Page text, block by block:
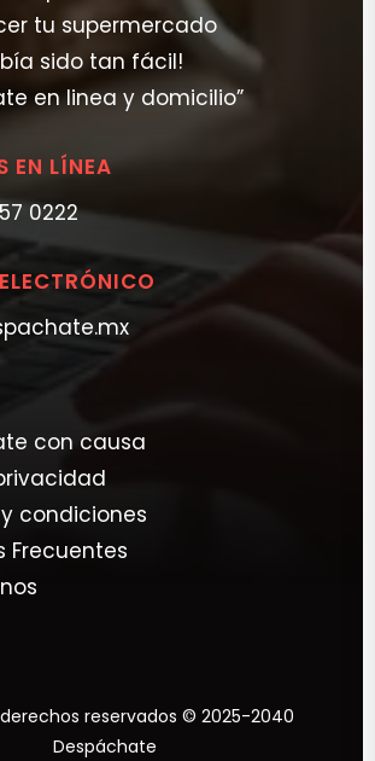
tu supermercado
sido tan fácil!
en linea y domicilio”
EN LÍNEA
0222
con causa
condiciones
Frecuentes
reservados © 2025-2040
Despáchate